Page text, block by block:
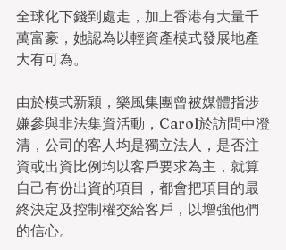
全球化下錢到處走，加上香港有大量千
萬富豪，她認為以輕資產模式發展地產
大有可為。
由於模式新穎，樂風集團曾被媒體指涉
嫌參與非法集資活動，Carol於訪問中澄
清，公司的客人均是獨立法人，是否注
資或出資比例均以客戶要求為主，就算
自己有份出資的項目，都會把項目的最
終決定及控制權交給客戶，以增強他們
的信心。